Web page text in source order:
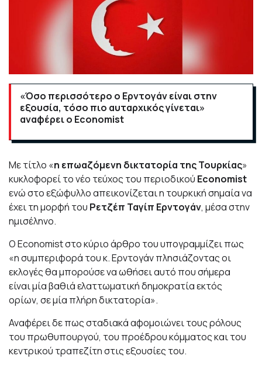
«Όσο περισσότερο ο Ερντογάν είναι στην
εξουσία, τόσο πιο αυταρχικός γίνεται»
αναφέρει ο Economist
Με τίτλο «η επωαζόμενη δικτατορία της Τουρκίας»
κυκλοφορεί το νέο τεύχος του περιοδικού Economist
ενώ στο εξώφυλλο απεικονίζεται η τουρκική σημαία να
έχει τη μορφή του Ρετζέπ Ταγίπ Ερντογάν, μέσα στην
ημισέληνο.
Ο Economist στο κύριο άρθρο του υπογραμμίζει πως
«η συμπεριφορά του κ. Ερντογάν πλησιάζοντας οι
εκλογές θα μπορούσε να ωθήσει αυτό που σήμερα
είναι μία βαθιά ελαττωματική δημοκρατία εκτός
ορίων, σε μία πλήρη δικτατορία».
Αναφέρει δε πως σταδιακά αφομοιώνει τους ρόλους
του πρωθυπουργού, του προέδρου κόμματος και του
κεντρικού τραπεζίτη στις εξουσίες του.